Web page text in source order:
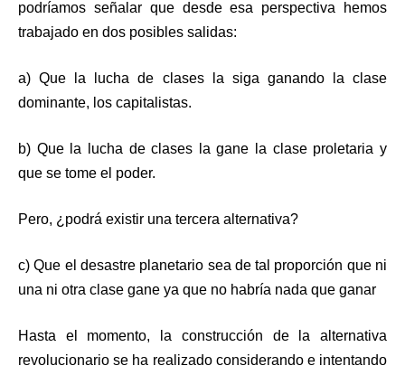
podríamos señalar que desde esa perspectiva hemos
trabajado en dos posibles salidas:
a) Que la lucha de clases la siga ganando la clase
dominante, los capitalistas.
b) Que la lucha de clases la gane la clase proletaria y
que se tome el poder.
Pero, ¿podrá existir una tercera alternativa?
c) Que el desastre planetario sea de tal proporción que ni
una ni otra clase gane ya que no habría nada que ganar
Hasta el momento, la construcción de la alternativa
revolucionario se ha realizado considerando e intentando